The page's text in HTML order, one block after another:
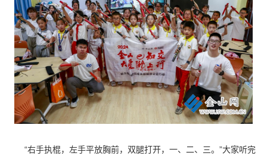
“右手执棍，左手平放胸前，双腿打开，一、二、三。”大家听完